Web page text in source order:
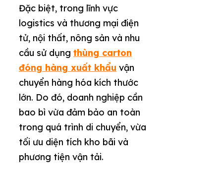
Đặc biệt, trong lĩnh vực
logistics và thương mại điện
tử, nội thất, nông sản và nhu
cầu sử dụng thùng carton
đóng hàng xuất khẩu vận
chuyển hàng hóa kích thước
lớn. Do đó, doanh nghiệp cần
bao bì vừa đảm bảo an toàn
trong quá trình di chuyển, vừa
tối ưu diện tích kho bãi và
phương tiện vận tải.